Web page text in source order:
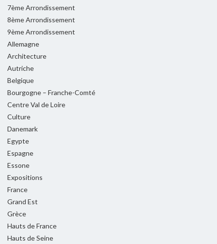
7ème Arrondissement
8ème Arrondissement
9ème Arrondissement
Allemagne
Architecture
Autriche
Belgique
Bourgogne – Franche-Comté
Centre Val de Loire
Culture
Danemark
Egypte
Espagne
Essone
Expositions
France
Grand Est
Grèce
Hauts de France
Hauts de Seine